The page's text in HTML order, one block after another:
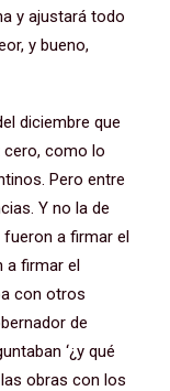
y ajustará todo
y bueno,
diciembre que
como lo
Pero entre
Y no la de
fueron a firmar el
a firmar el
con otros
de
‘¿y qué
las obras con los